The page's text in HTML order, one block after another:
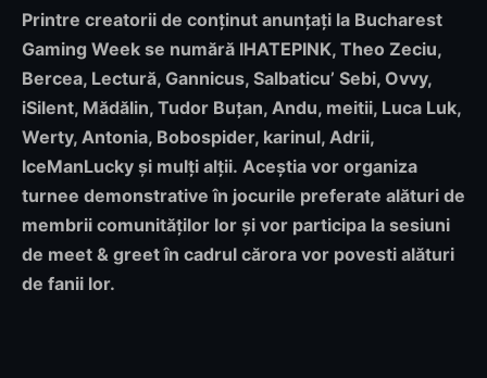
Printre creatorii de conținut anunțați la Bucharest
Gaming Week se numără IHATEPINK, Theo Zeciu,
Bercea, Lectură, Gannicus, Salbaticu’ Sebi, Ovvy,
iSilent, Mădălin, Tudor Buțan, Andu, meitii, Luca Luk,
Werty, Antonia, Bobospider, karinul, Adrii,
IceManLucky și mulți alții. Aceștia vor organiza
turnee demonstrative în jocurile preferate alături de
membrii comunităților lor și vor participa la sesiuni
de meet & greet în cadrul cărora vor povesti alături
de fanii lor.